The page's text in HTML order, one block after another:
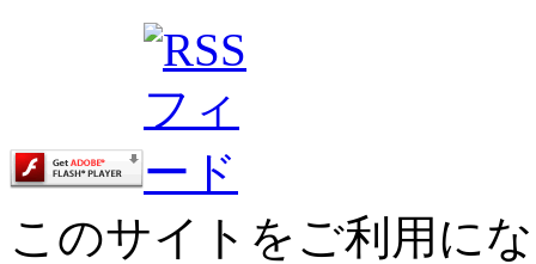
このサイトをご利用に